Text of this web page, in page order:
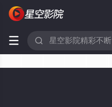
 